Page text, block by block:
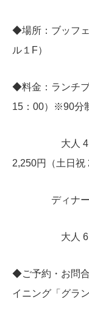
◆場所：ブッフ
ル１F）
◆料金：ランチ
15：00）※90分
大人 4,500
2,250円（土日祝
ディナーブ
大人 6,800
◆ご予約・お問
イニング「グラ